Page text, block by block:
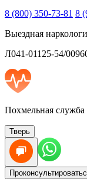
8 (800) 350-73-81 8
Выездная
Л041-01125-54/
Похмельная служба
Тверь